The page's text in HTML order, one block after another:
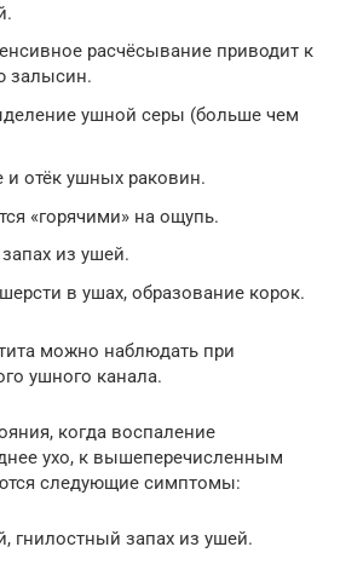
расчёсывание приводит к
залысин.
ушной серы (больше чем
и отёк ушных раковин.
«горячими» на ощупь.
из ушей.
в ушах, образование корок.
можно наблюдать при
ушного канала.
когда воспаление
ухо, к вышеперечисленным
следующие симптомы:
гнилостный запах из ушей.